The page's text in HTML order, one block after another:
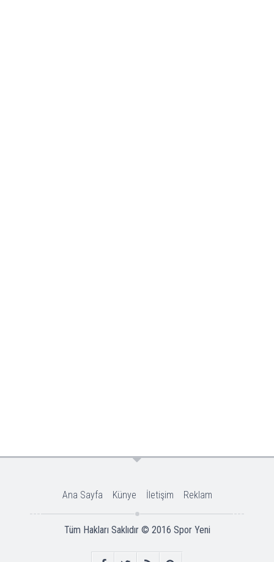
Ana Sayfa Künye İletişim Reklam
Tüm Hakları Saklıdır © 2016 Spor Yeni